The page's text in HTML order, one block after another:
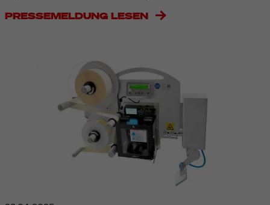
PRESSEMELDUNG LESEN